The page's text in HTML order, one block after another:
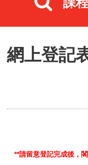
網上登記
**請留意登記完成後，